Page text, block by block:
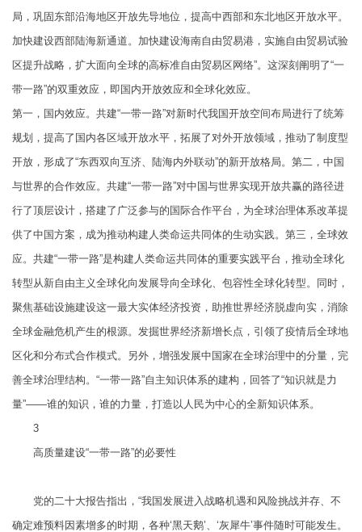
局，巩固东部沿海地区开放先导地位，提高中西部和东北地区开放水平。
加快建设西部陆海新通道。加快建设海南自由贸易港，实施自由贸易试验
区提升战略，扩大面向全球的高标准自由贸易区网络”。这深刻阐明了“一
带一路”的双重效应，即国内开放效应和全球化效应。
第一，国内效应。共建“一带一路”对新时代我国开放空间布局进行了统筹
规划，提高了国内各区域开放水平，拓展了对外开放领域，推动了制度型
开放，形成了“东西双向互济、陆海内外联动”的新开放格局。第二，中国
与世界的合作效应。共建“一带一路”对中国与世界实现开放共赢的路径进
行了顶层设计，搭建了广泛参与的国际合作平台，为全球治理体系改革提
供了中国方案，成为推动构建人类命运共同体的生动实践。第三，全球效
应。共建“一带一路”是构建人类命运共同体的重要实践平台，推动全球化
转型从新自由主义全球化向发展导向全球化、包容性全球化转型。同时，
聚焦基础设施建设这一最大实体经济投资，助推世界经济脱虚向实，消除
全球金融危机产生的根源。发掘世界经济新增长点，引领了疫情后全球地
区化和分布式合作模式。另外，增强发展中国家在全球治理中的分量，完
善全球治理结构。“一带一路”自主知识体系的建构，回答了“知识就是力
量”——谁的知识，谁的力量，打造以人民为中心的全新知识体系。
3
高质量建设“一带一路”的必要性
党的二十大报告指出，“我国发展进入战略机遇和风险挑战并存、不
确定难预料因素增多的时期，各种‘黑天鹅’、‘灰犀牛’事件随时可能发生。